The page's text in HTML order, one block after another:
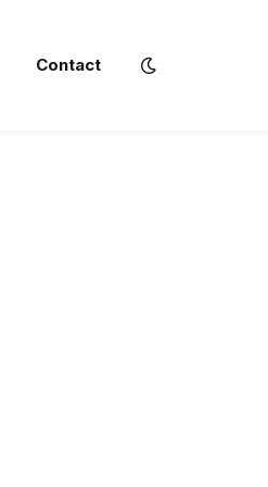
Contact